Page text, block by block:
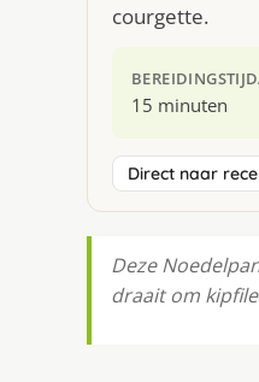
courgette.
BEREIDINGSTIJD
15 minuten
Direct naar
Deze
draait om